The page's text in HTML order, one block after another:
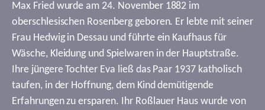
Max Fried wurde am 24. November 1882 im
oberschlesischen Rosenberg geboren. Er lebte mit seiner
Frau Hedwig in Dessau und führte ein Kaufhaus für
Wäsche, Kleidung und Spielwaren in der Hauptstraße.
Ihre jüngere Tochter Eva ließ das Paar 1937 katholisch
taufen, in der Hoffnung, dem Kind demütigende
Erfahrungen zu ersparen. Ihr Roßlauer Haus wurde von